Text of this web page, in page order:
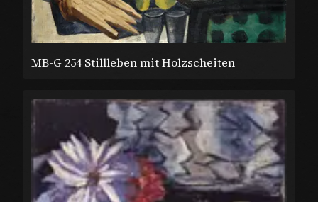
MB-G 254 Stillleben mit Holzscheiten